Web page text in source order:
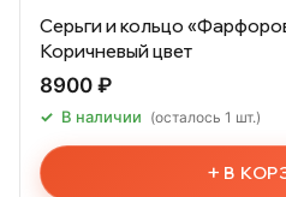
Серьги и кольцо
Коричневый цвет
8900 ₽
В наличии (осталось 1 шт.)
+ В